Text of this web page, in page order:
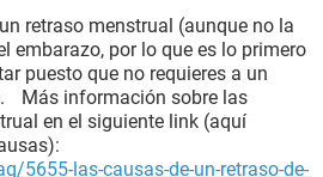
retraso menstrual (aunque no la
embarazo, por lo que es lo primero
puesto que no requieres a un
Más información sobre las
en el siguiente link (aquí
5655-las-causas-de-un-retraso-de-